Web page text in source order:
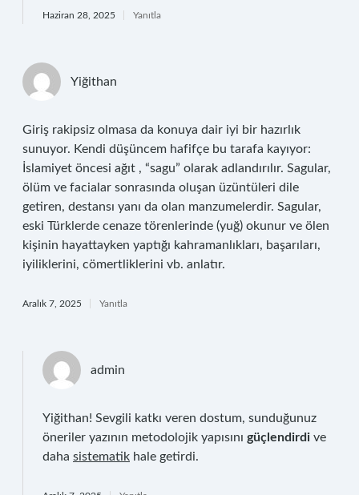
Haziran 28, 2025 Yanıtla
Yiğithan
Giriş rakipsiz olmasa da konuya dair iyi bir hazırlık
sunuyor. Kendi düşüncem hafifçe bu tarafa kayıyor:
İslamiyet öncesi ağıt , “sagu” olarak adlandırılır. Sagular,
ölüm ve facialar sonrasında oluşan üzüntüleri dile
getiren, destansı yanı da olan manzumelerdir. Sagular,
eski Türklerde cenaze törenlerinde (yuğ) okunur ve ölen
kişinin hayattayken yaptığı kahramanlıkları, başarıları,
iyiliklerini, cömertliklerini vb. anlatır.
Aralık 7, 2025 Yanıtla
admin
Yiğithan! Sevgili katkı veren dostum, sunduğunuz
öneriler yazının metodolojik yapısını güçlendirdi ve
daha sistematik hale getirdi.